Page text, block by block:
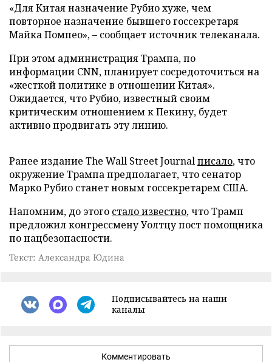
«Для Китая назначение Рубио хуже, чем
повторное назначение бывшего госсекретаря
Майка Помпео», – сообщает источник телеканала.
При этом администрация Трампа, по
информации CNN, планирует сосредоточиться на
«жесткой политике в отношении Китая».
Ожидается, что Рубио, известный своим
критическим отношением к Пекину, будет
активно продвигать эту линию.
Ранее издание The Wall Street Journalписало, что
окружение Трампа предполагает, что сенатор
Марко Рубио станет новым госсекретарем США.
Напомним, до этого стало известно, что Трамп
предложил конгрессмену Уолтцу пост помощника
по нацбезопасности.
Текст: Александра Юдина
Подписывайтесь на наши
каналы
Комментировать